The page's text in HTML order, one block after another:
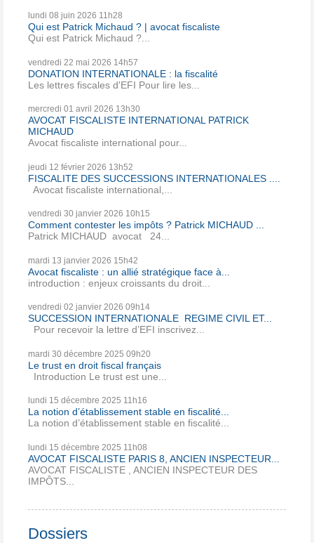
lundi 08 juin 2026 11h28
Qui est Patrick Michaud ? | avocat fiscaliste
Qui est Patrick Michaud ?...
vendredi 22 mai 2026 14h57
DONATION INTERNATIONALE : la fiscalité
Les lettres fiscales d'EFI Pour lire les...
mercredi 01 avril 2026 13h30
AVOCAT FISCALISTE INTERNATIONAL PATRICK
MICHAUD
Avocat fiscaliste international pour...
jeudi 12 février 2026 13h52
FISCALITE DES SUCCESSIONS INTERNATIONALES ....
Avocat fiscaliste international,...
vendredi 30 janvier 2026 10h15
Comment contester les impôts ? Patrick MICHAUD ...
Patrick MICHAUD avocat 24...
mardi 13 janvier 2026 15h42
Avocat fiscaliste : un allié stratégique face à...
introduction : enjeux croissants du droit...
vendredi 02 janvier 2026 09h14
SUCCESSION INTERNATIONALE REGIME CIVIL ET...
Pour recevoir la lettre d’EFI inscrivez...
mardi 30 décembre 2025 09h20
Le trust en droit fiscal français
Introduction Le trust est une...
lundi 15 décembre 2025 11h16
La notion d’établissement stable en fiscalité...
La notion d’établissement stable en fiscalité...
lundi 15 décembre 2025 11h08
AVOCAT FISCALISTE PARIS 8, ANCIEN INSPECTEUR...
AVOCAT FISCALISTE , ANCIEN INSPECTEUR DES
IMPÔTS...
Dossiers